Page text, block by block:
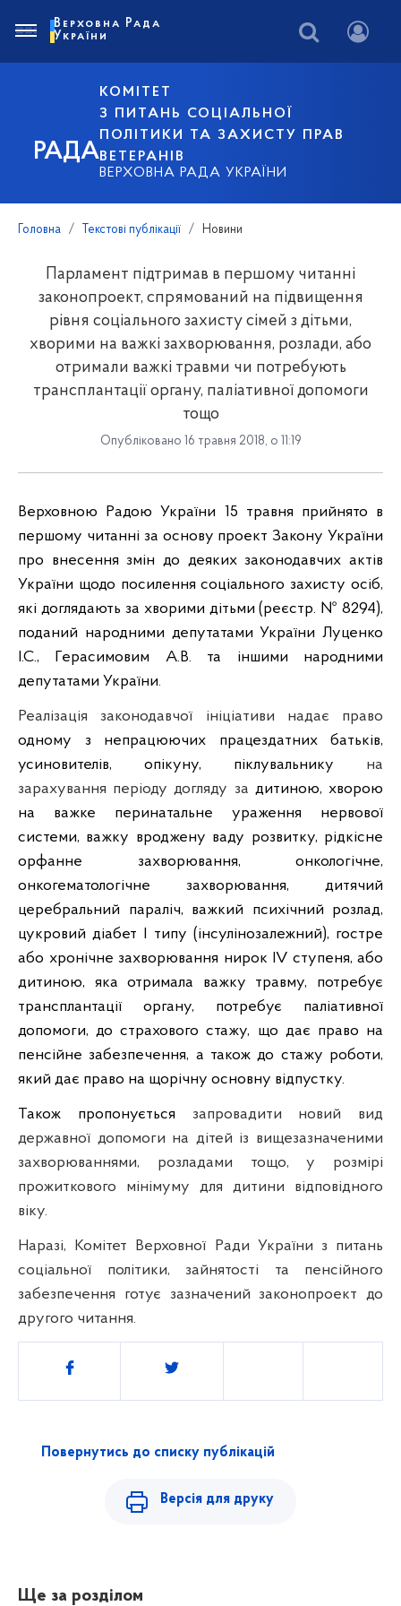
РАДА
КОМІТЕТ
З ПИТАНЬ СОЦІАЛЬНОЇ
ПОЛІТИКИ ТА ЗАХИСТУ ПРАВ
ВЕТЕРАНІВ
ВЕРХОВНА РАДА УКРАЇНИ
Верховна Рада
України
Головна Текстові публікації Новини
Парламент підтримав в першому читанні
законопроект, спрямований на підвищення
рівня соціального захисту сімей з дітьми,
хворими на важкі захворювання, розлади, або
отримали важкі травми чи потребують
трансплантації органу, паліативної допомоги
тощо
Опубліковано 16 травня 2018, о 11:19
Верховною Радою України 15 травня прийнято в
першому читанні за основу проект Закону України
про внесення змін до деяких законодавчих актів
України щодо посилення соціального захисту осіб,
які доглядають за хворими дітьми (реєстр. № 8294),
поданий народними депутатами України Луценко
І.С., Герасимовим А.В. та іншими народними
депутатами України.
Реалізація законодавчої ініціативи надає право
одному з непрацюючих працездатних батьків,
усиновителів, опікуну, піклувальнику на
зарахування періоду догляду за дитиною, хворою
на важке перинатальне ураження нервової
системи, важку вроджену ваду розвитку, рідкісне
орфанне захворювання, онкологічне,
онкогематологічне захворювання, дитячий
церебральний параліч, важкий психічний розлад,
цукровий діабет I типу (інсулінозалежний), гостре
або хронічне захворювання нирок IV ступеня, або
дитиною, яка отримала важку травму, потребує
трансплантації органу, потребує паліативної
допомоги, до страхового стажу, що дає право на
пенсійне забезпечення, а також до стажу роботи,
який дає право на щорічну основну відпустку.
Також пропонується запровадити новий вид
державної допомоги на дітей із вищезазначеними
захворюваннями, розладами тощо, у розмірі
прожиткового мінімуму для дитини відповідного
віку.
Наразі, Комітет Верховної Ради України з питань
соціальної політики, зайнятості та пенсійного
забезпечення готує зазначений законопроект до
другого читання.
Поділитись
Повернутись до списку публікацій
Версія для друку
Ще за розділом